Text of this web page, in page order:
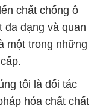
chất chống ô
đa dạng và quan
một trong những
tôi là đối tác
hóa chất chất